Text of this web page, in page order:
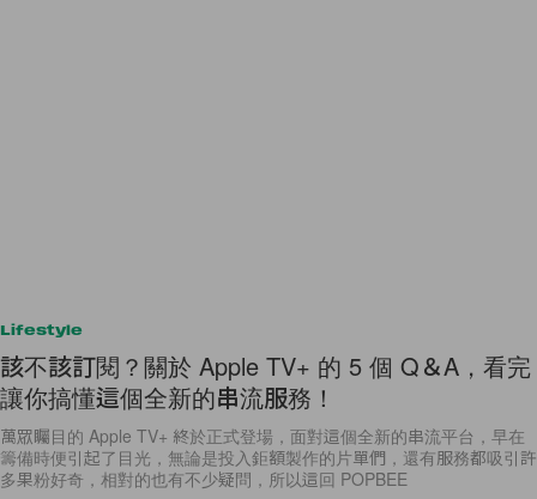
Lifestyle
該不該訂閱？關於 Apple TV+ 的 5 個 Q＆A，看完
讓你搞懂這個全新的串流服務！
萬眾矚目的 Apple TV+ 終於正式登場，面對這個全新的串流平台，早在
籌備時便引起了目光，無論是投入鉅額製作的片單們，還有服務都吸引許
多果粉好奇，相對的也有不少疑問，所以這回 POPBEE